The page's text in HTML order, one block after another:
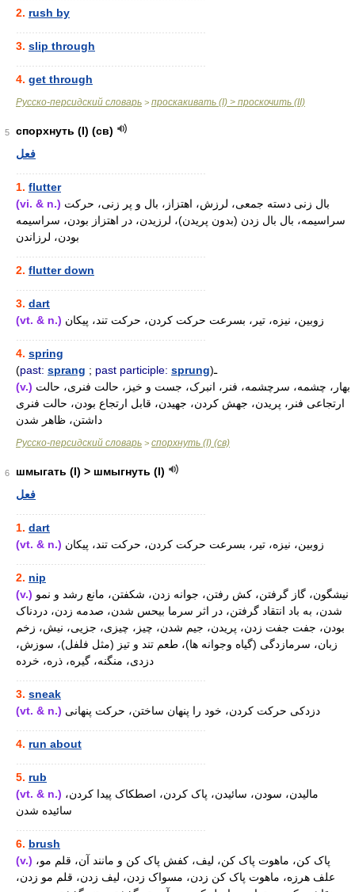
2. rush by
3. slip through
4. get through
Русско-персидский словарь > проскакивать (I) > проскочить (II)
5
спорхнуть (I) (св)
فعل
1. flutter
(vi. & n.)
سراسیمه، بال بال زدن (بدون پریدن)، لرزیدن، در اهتزاز بودن، سراسیمه
بودن، لرزاندن
2. flutter down
3. dart
(vt. & n.) زوبین، نیزه، تیر، بسرعت حرکت کردن، حرکت تند، پیکان
4. spring
(past: sprang ; past participle: sprung )ـ
(v.)
ارتجاعی فنر، پریدن، جهش کردن، جهیدن، قابل ارتجاع بودن، حالت فنری
داشتن، ظاهر شدن
Русско-персидский словарь > спорхнуть (I) (св)
6
шмыгать (I) > шмыгнуть (I)
فعل
1. dart
(vt. & n.) زوبین، نیزه، تیر، بسرعت حرکت کردن، حرکت تند، پیکان
2. nip
(v.)
شدن، به باد انتقاد گرفتن، در اثر سرما بیحس شدن، صدمه زدن، دردناک
بودن، جفت جفت زدن، پریدن، جیم شدن، چیز، چیزی، جزیی، نیش، زخم
زبان، سرمازدگی (گیاه وجوانه ها)، طعم تند و تیز (مثل فلفل)، سوزش،
دزدی، منگنه، گیره، ذره، خرده
3. sneak
(vt. & n.) دزدکی حرکت کردن، خود را پنهان ساختن، حرکت پنهانی
4. run about
5. rub
(vt. & n.)
سائیده شدن
6. brush
(v.)
علف هرزه، ماهوت پاک کن زدن، مسواک زدن، لیف زدن، قلم مو زدن،